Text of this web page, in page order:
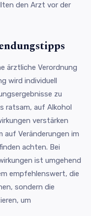
den Arzt vor der
ärztliche Verordnung
wird individuell
zu
ratsam, auf Alkohol
verstärken
auf Veränderungen im
achten. Bei
ist umgehend
empfehlenswert, die
sondern die
um